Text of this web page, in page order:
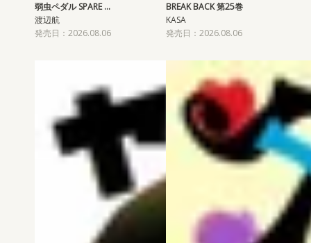
弱虫ペダル SPARE …
渡辺航
発売日：2026.08.06
BREAK BACK 第25巻
KASA
発売日：2026.08.06